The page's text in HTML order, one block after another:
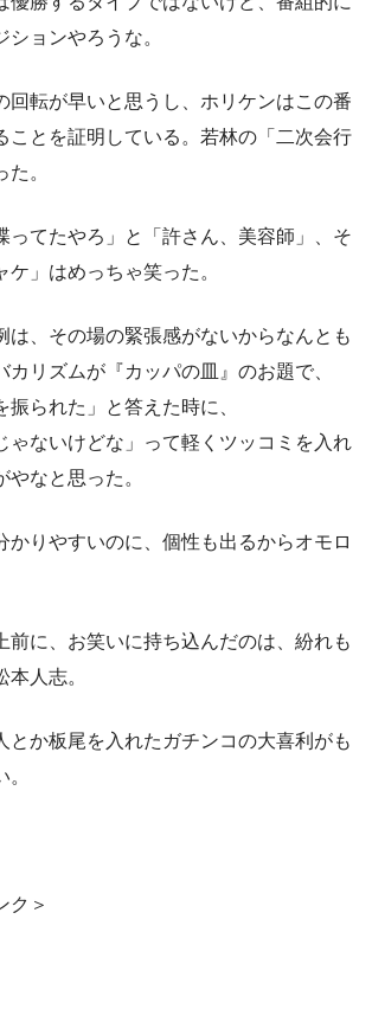
ションやろうな。
回転が早いと思うし、ホリケンはこの番
ことを証明している。若林の「二次会行
。
ってたやろ」と「許さん、美容師」、そ
ケ」はめっちゃ笑った。
は、その場の緊張感がないからなんとも
カリズムが『カッパの皿』のお題で、
振られた」と答えた時に、
ゃないけどな」って軽くツッコミを入れ
なと思った。
かりやすいのに、個性も出るからオモロ
前に、お笑いに持ち込んだのは、紛れも
人志。
とか板尾を入れたガチンコの大喜利がも
ク＞